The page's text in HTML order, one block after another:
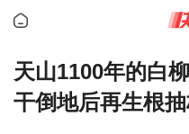
天山1100年的白
干倒地后再生根